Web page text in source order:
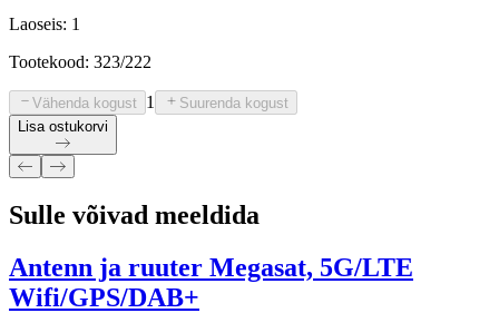
Laoseis: 1
Tootekood: 323/222
Vähenda kogust 1
Suurenda kogust
Lisa ostukorvi
Sulle võivad meeldida
Antenn ja ruuter Megasat, 5G/LTE
Wifi/GPS/DAB+